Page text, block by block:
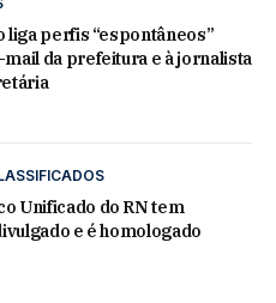
liga perfis “espontâneos”
da prefeitura e à jornalista
Unificado do RN tem
e é homologado